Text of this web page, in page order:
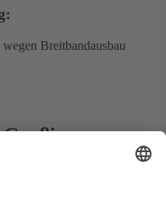
wegen Breitbandausbau
Gaußig